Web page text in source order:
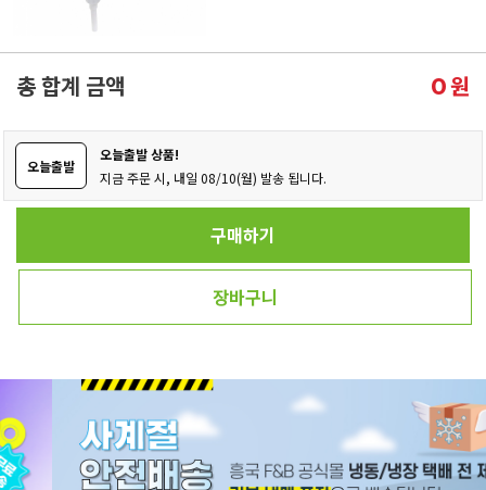
총 합계 금액 0원
오늘출발
오늘출발 상품!
지금 주문 시, 내일 08/10(월) 발송 됩니다.
구매하기
장바구니